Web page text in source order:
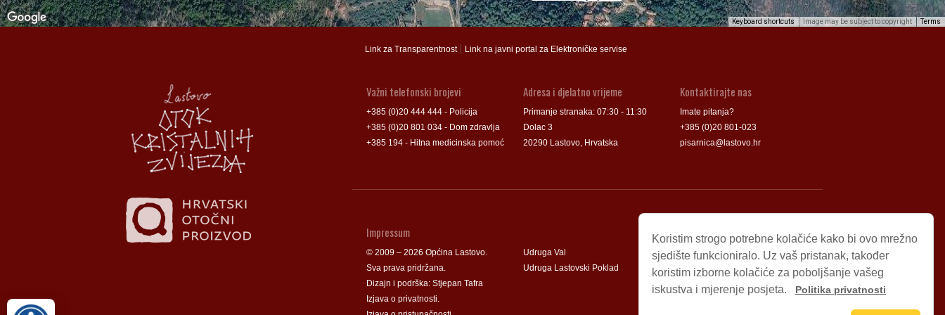
Keyboard shortcuts Image may be subject to copyright Terms
Link za Transparentnost| Link na javni portal za Elektroničke servise
Kontaktirajte nas
Imate pitanja?
+385 (0)20 801-023
pisarnica@lastovo.hr
Adresa i djelatno vrijeme
Primanje stranaka: 07:30 - 11:30
Dolac 3
20290 Lastovo, Hrvatska
Važni telefonski brojevi
+385 (0)20 444 444 - Policija
+385 (0)20 801 034 - Dom zdravlja
+385 194 - Hitna medicinska pomoć
Korisni linkovi
Udruga „Rukatac i piculja”
Turistička zajednica Općine Lastovo
Park prirode „Lastovsko otočje”
Udruga Val
Udruga Lastovski Poklad
Impressum
© 2009 – 2026 Općina Lastovo.
Sva prava pridržana.
Dizajn i podrška: Stjepan Tafra
Izjava o privatnosti.
Koristim strogo potrebne kolačiće kako bi ovo mrežno
sjedište funkcioniralo. Uz vaš pristanak, također
koristim izborne kolačiće za poboljšanje vašeg
iskustva i mjerenje posjeta.
Politika privatnosti